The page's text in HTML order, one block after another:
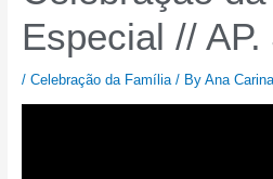
Especial //
/Celebração da Família/ ByAna